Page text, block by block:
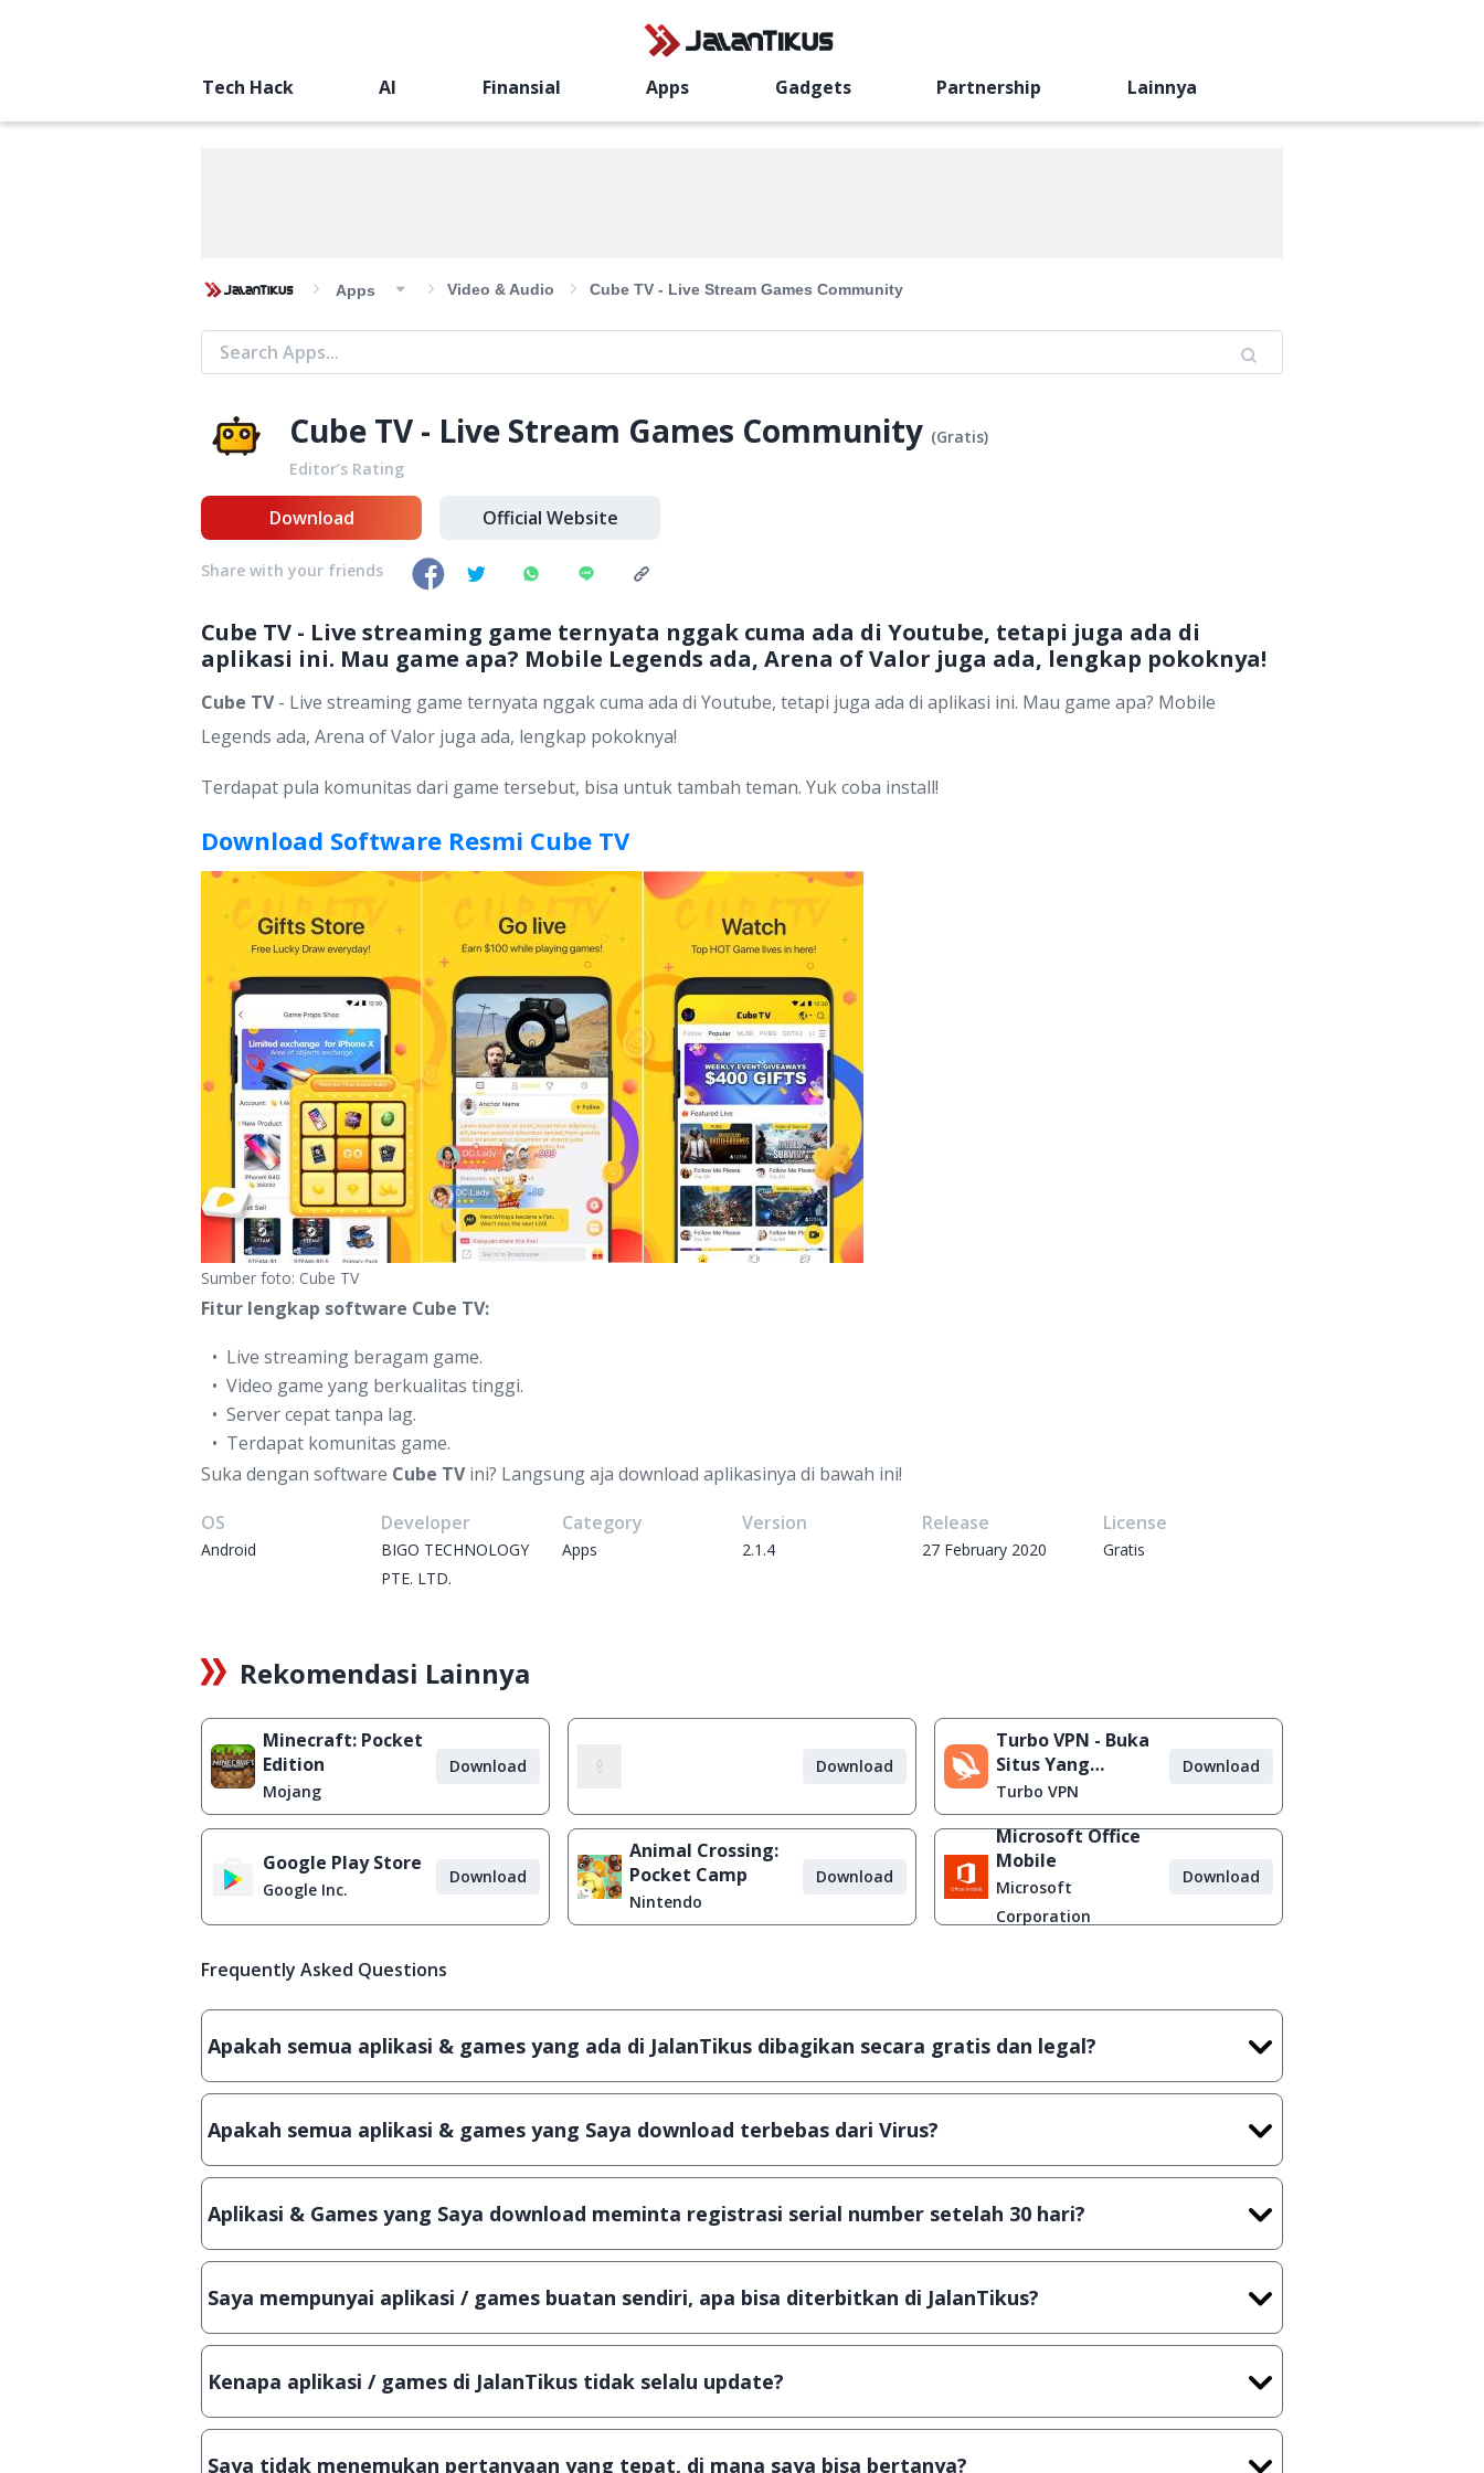
Tech Hack AI Finansial Apps Gadgets Partnership Lainnya
Apps Video & Audio Cube TV - Live Stream Games Community
Cube TV - Live Stream Games Community (Gratis)
Editor’s Rating
Cube TV - Live streaming game ternyata nggak cuma ada di Youtube, tetapi juga ada di
aplikasi ini. Mau game apa? Mobile Legends ada, Arena of Valor juga ada, lengkap pokoknya!
Cube TV- Live streaming game ternyata nggak cuma ada di Youtube, tetapi juga ada di aplikasi ini. Mau game apa? Mobile
Legends ada, Arena of Valor juga ada, lengkap pokoknya!
Terdapat pula komunitas dari game tersebut, bisa untuk tambah teman. Yuk coba install!
Download Software Resmi Cube TV
Sumber foto: Cube TV
Fitur lengkap software Cube TV:
Live streaming beragam game.
Video game yang berkualitas tinggi.
Server cepat tanpa lag.
Terdapat komunitas game.
Suka dengan software Cube TVini? Langsung aja download aplikasinya di bawah ini!
OS
Android
Developer
BIGO TECHNOLOGY
PTE. LTD.
Category
Apps
Version
2.1.4
Release
27 February 2020
License
Gratis
Download Official Website
Share with your friends
Rekomendasi Lainnya
Minecraft: Pocket
Edition
Mojang
Download Download
Turbo VPN - Buka
Situs Yang
Diblokir
Turbo VPN
Download
Google Play Store
Google Inc.
Download
Animal Crossing:
Pocket Camp
Nintendo
Download
Microsoft Office
Mobile
Microsoft
Corporation
Download
Frequently Asked Questions
Apakah semua aplikasi & games yang ada di JalanTikus dibagikan secara gratis dan legal?
Ya, JalanTikus hanya membagikan aplikasi & games yang gratis (Freeware) dan legal, dalam artian tidak (bajakan) hasil crack,
Apakah semua aplikasi & games yang Saya download terbebas dari Virus?
Ya, JalanTikus selalu melakukan scanning dengan 3 jenis Antivirus (Kaspersky, AVG & Avast) sebelum menerbitkan suatu
Aplikasi & Games yang Saya download meminta registrasi serial number setelah 30 hari?
Meskipun dibagikan secara gratis, namun ada beberapa aplikasi & games yang dibagikan secara Shareware, dalam arti hanya
Saya mempunyai aplikasi / games buatan sendiri, apa bisa diterbitkan di JalanTikus?
Tentu saja bisa. Silahkan kirim email keinfo@jalantikus.comdengan menyertakan Nama Aplikasi/Games, Deskripsi serta
Kenapa aplikasi / games di JalanTikus tidak selalu update?
Demi menjaga kualitas aplikasi dan games yang ada di JalanTikus, hingga saat ini kita masih melakukan upload-download
Saya tidak menemukan pertanyaan yang tepat, di mana saya bisa bertanya?